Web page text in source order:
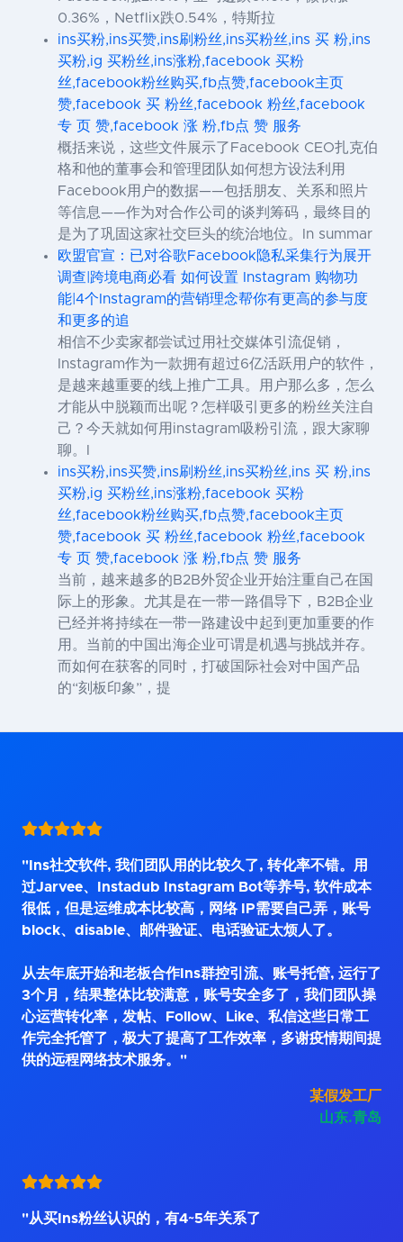
0.36%，Netflix跌0.54%，特斯拉
ins买粉,ins买赞,ins刷粉丝,ins买粉丝,ins 买 粉,ins
买粉,ig 买粉丝,ins涨粉,facebook 买粉
丝,facebook粉丝购买,fb点赞,facebook主页
赞,facebook 买 粉丝,facebook 粉丝,facebook
专 页 赞,facebook 涨 粉,fb点 赞 服务
概括来说，这些文件展示了Facebook CEO扎克伯
格和他的董事会和管理团队如何想方设法利用
Facebook用户的数据——包括朋友、关系和照片
等信息——作为对合作公司的谈判筹码，最终目的
是为了巩固这家社交巨头的统治地位。In summar
欧盟官宣：已对谷歌Facebook隐私采集行为展开
调查|跨境电商必看 如何设置 Instagram 购物功
能|4个Instagram的营销理念帮你有更高的参与度
和更多的追
相信不少卖家都尝试过用社交媒体引流促销，
Instagram作为一款拥有超过6亿活跃用户的软件，
是越来越重要的线上推广工具。用户那么多，怎么
才能从中脱颖而出呢？怎样吸引更多的粉丝关注自
己？今天就如何用instagram吸粉引流，跟大家聊
聊。I
ins买粉,ins买赞,ins刷粉丝,ins买粉丝,ins 买 粉,ins
买粉,ig 买粉丝,ins涨粉,facebook 买粉
丝,facebook粉丝购买,fb点赞,facebook主页
赞,facebook 买 粉丝,facebook 粉丝,facebook
专 页 赞,facebook 涨 粉,fb点 赞 服务
当前，越来越多的B2B外贸企业开始注重自己在国
际上的形象。尤其是在一带一路倡导下，B2B企业
已经并将持续在一带一路建设中起到更加重要的作
用。当前的中国出海企业可谓是机遇与挑战并存。
而如何在获客的同时，打破国际社会对中国产品
的“刻板印象”，提
"Ins社交软件, 我们团队用的比较久了, 转化率不错。用
过Jarvee、Instadub Instagram Bot等养号, 软件成本
很低，但是运维成本比较高，网络 IP需要自己弄，账号
block、disable、邮件验证、电话验证太烦人了。
从去年底开始和老板合作Ins群控引流、账号托管, 运行了
3个月，结果整体比较满意，账号安全多了，我们团队操
心运营转化率，发帖、Follow、Like、私信这些日常工
作完全托管了，极大了提高了工作效率，多谢疫情期间提
供的远程网络技术服务。"
某假发工厂
山东.青岛
"从买Ins粉丝认识的，有4~5年关系了